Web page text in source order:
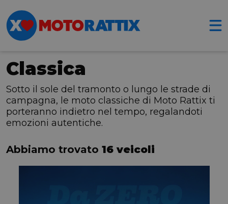
Classica
Sotto il sole del tramonto o lungo le strade di
campagna, le moto classiche di Moto Rattix ti
porteranno indietro nel tempo, regalandoti
emozioni autentiche.
Abbiamo trovato 16 veicoli